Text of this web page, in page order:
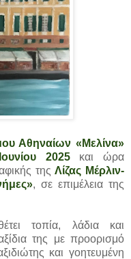
Αθηναίων «Μελίνα»
2025και ώρα
τηςΛίζας Μέρλιν-
, σε επιμέλεια της
τοπία, λάδια και
της με προορισμό
και γοητευμένη